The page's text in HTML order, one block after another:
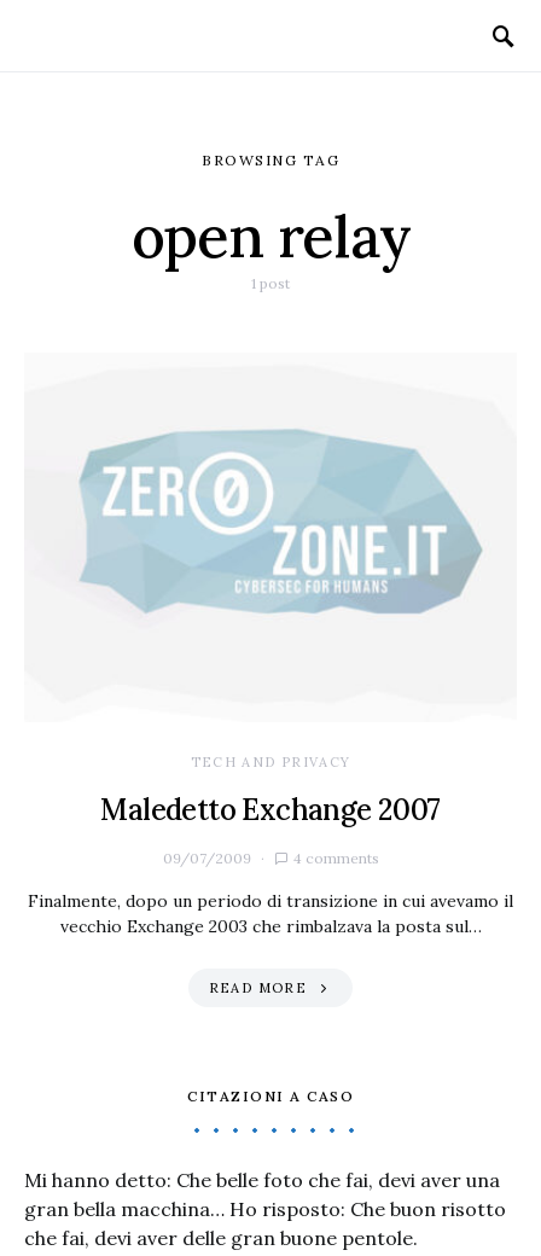
BROWSING TAG
open relay
1 post
TECH AND PRIVACY
Maledetto Exchange 2007
09/07/2009 4 comments
Finalmente, dopo un periodo di transizione in cui avevamo il
vecchio Exchange 2003 che rimbalzava la posta sul…
READ MORE
CITAZIONI A CASO
Mi hanno detto: Che belle foto che fai, devi aver una
gran bella macchina… Ho risposto: Che buon risotto
che fai, devi aver delle gran buone pentole.